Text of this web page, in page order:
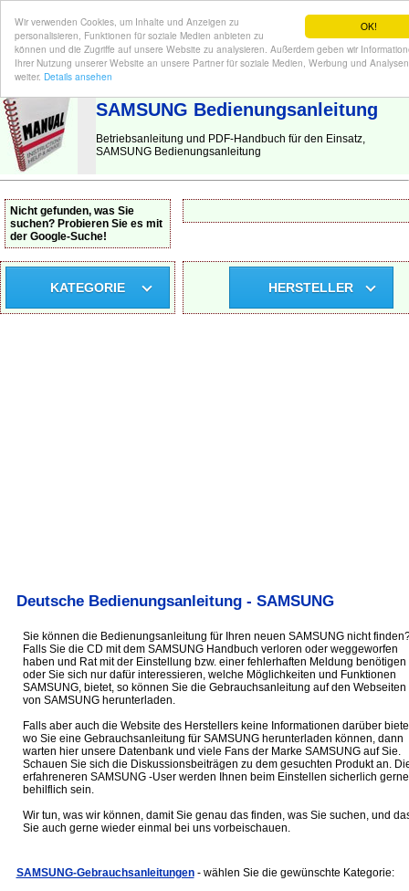
OK!
Wir verwenden Cookies, um Inhalte und Anzeigen zu
personalisieren, Funktionen für soziale Medien anbieten zu
können und die Zugriffe auf unsere Website zu analysieren. Außerdem geben wir
Ihrer Nutzung unserer Website an unsere Partner für soziale Medien, Werbung und Analysen
weiter. Details ansehen
BEDIENUNGSANLEITUNG | Hier finden Sie die deutsche Anleitung!
SAMSUNG Bedienungsanleitung
Betriebsanleitung und PDF-Handbuch für den Einsatz,
SAMSUNG Bedienungsanleitung
Nicht gefunden, was Sie
suchen? Probieren Sie es mit
der Google-Suche!
KATEGORIE HERSTELLER
Deutsche Bedienungsanleitung - SAMSUNG
Sie können die Bedienungsanleitung für Ihren neuen SAMSUNG nicht
Falls Sie die CD mit dem SAMSUNG Handbuch verloren oder weggeworfen
haben und Rat mit der Einstellung bzw. einer fehlerhaften Meldung benötigen
oder Sie sich nur dafür interessieren, welche Möglichkeiten und Funktionen
SAMSUNG, bietet, so können Sie die Gebrauchsanleitung auf den Webseiten
von SAMSUNG herunterladen.
Falls aber auch die Website des Herstellers keine Informationen darüber
wo Sie eine Gebrauchsanleitung für SAMSUNG herunterladen können, dann
warten hier unsere Datenbank und viele Fans der Marke SAMSUNG auf Sie.
Schauen Sie sich die Diskussionsbeiträgen zu dem gesuchten Produkt an.
erfahreneren SAMSUNG -User werden Ihnen beim Einstellen sicherlich gerne
behilflich sein.
Wir tun, was wir können, damit Sie genau das finden, was Sie suchen, und
Sie auch gerne wieder einmal bei uns vorbeischauen.
SAMSUNG-Gebrauchsanleitungen - wählen Sie die gewünschte Kategorie: